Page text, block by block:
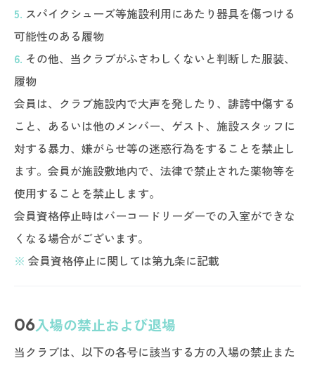
5. スパイクシューズ等施設利用にあたり器具を傷つける
可能性のある履物
6. その他、当クラブがふさわしくないと判断した服装、
履物
会員は、クラブ施設内で大声を発したり、誹誇中傷する
こと、あるいは他のメンバー、ゲスト、施設スタッフに
対する暴力、嫌がらせ等の迷惑行為をすることを禁止し
ます。会員が施設敷地内で、法律で禁止された薬物等を
使用することを禁止します。
会員資格停止時はバーコードリーダーでの入室ができな
くなる場合がございます。
※ 会員資格停止に関しては第九条に記載
06入場の禁止および退場
当クラブは、以下の各号に該当する方の入場の禁止また